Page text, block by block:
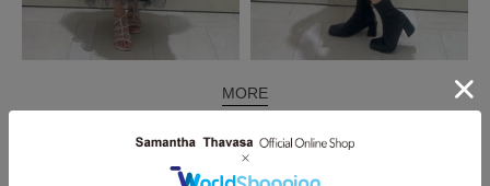
MORE
同じ商品を使った コーディネート